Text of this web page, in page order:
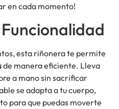
en cada momento!
esta riñonera te permite
de manera eficiente. Lleva
a mano sin sacrificar
se adapta a tu cuerpo,
para que puedas moverte